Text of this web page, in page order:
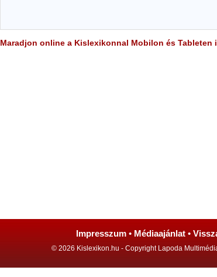
Maradjon online a Kislexikonnal Mobilon és Tableten
Impresszum • Médiaajánlat •
© 2026 Kislexikon.hu - Copyright Lapoda